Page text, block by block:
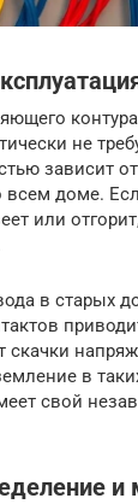
не
зависит
всем доме.
или
в старых
в
свой
и